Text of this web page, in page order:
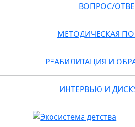
ВОПРОС/
МЕТОДИЧЕСКАЯ
РЕАБИЛИТАЦИЯ И
ИНТЕРВЬЮ И